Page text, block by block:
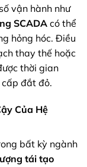
vận hành như
SCADAcó thể
hỏng hóc. Điều
thay thế hoặc
thời gian
đắt đỏ.
Của Hệ
bất kỳ ngành
tái tạo